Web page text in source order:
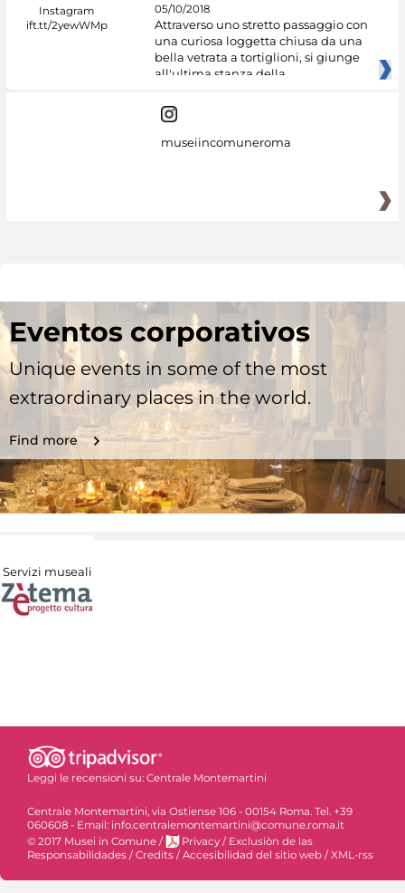
05/10/2018
Attraverso uno stretto passaggio con
una curiosa loggetta chiusa da una
bella vetrata a tortiglioni, si giunge
all'ultima stanza della
museiincomuneroma
Eventos corporativos
Unique events in some of the most
extraordinary places in the world.
Find more
Servizi museali
Leggi le recensioni su: Centrale Montemartini
Centrale Montemartini, via Ostiense 106 - 00154 Roma. Tel. +39
060608 - Email: info.centralemontemartini@comune.roma.it
© 2017 Musei in Comune / Privacy / Exclusiòn de las
Responsabilidades /Credits /Accesibilidad del sitio web /XML-rss